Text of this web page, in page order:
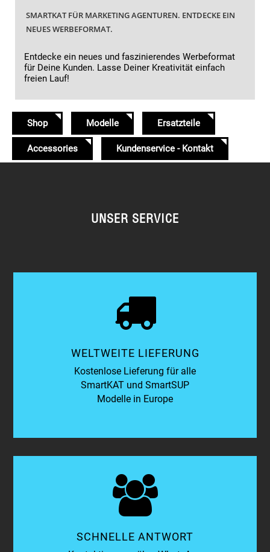
SMARTKAT FÜR MARKETING AGENTUREN. ENTDECKE EIN
NEUES WERBEFORMAT.
Entdecke ein neues und faszinierendes Werbeformat
für Deine Kunden. Lasse Deiner Kreativität einfach
freien Lauf!
Shop Modelle Ersatzteile
Accessories Kundenservice - Kontakt
UNSER SERVICE
WELTWEITE LIEFERUNG
Kostenlose Lieferung für alle
SmartKAT und SmartSUP
Modelle in Europe
SCHNELLE ANTWORT